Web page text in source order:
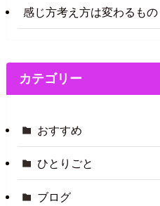
感じ方考え方は変わるもの
カテゴリー
おすすめ
ひとりごと
ブログ